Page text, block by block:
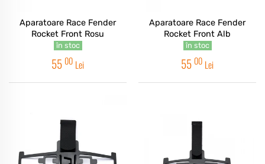
Aparatoare Race Fender
Rocket Front Rosu
în stoc
55 00 Lei
Aparatoare Race Fender
Rocket Front Alb
în stoc
55 00 Lei